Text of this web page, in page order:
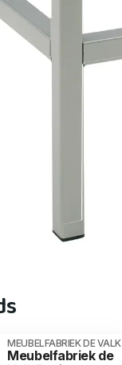
MEUBELFABRIEK DE VALK
Meubelfabriek de